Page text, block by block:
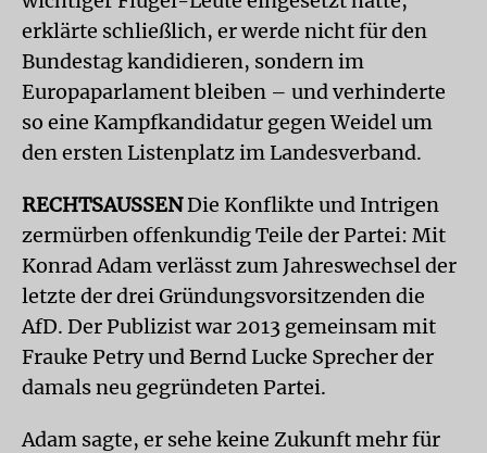
erklärte schließlich, er werde nicht für den
Bundestag kandidieren, sondern im
Europaparlament bleiben – und verhinderte
so eine Kampfkandidatur gegen Weidel um
den ersten Listenplatz im Landesverband.
RECHTSAUSSENDie Konflikte und Intrigen
zermürben offenkundig Teile der Partei: Mit
Konrad Adam verlässt zum Jahreswechsel der
letzte der drei Gründungsvorsitzenden die
AfD. Der Publizist war 2013 gemeinsam mit
Frauke Petry und Bernd Lucke Sprecher der
damals neu gegründeten Partei.
Adam sagte, er sehe keine Zukunft mehr für